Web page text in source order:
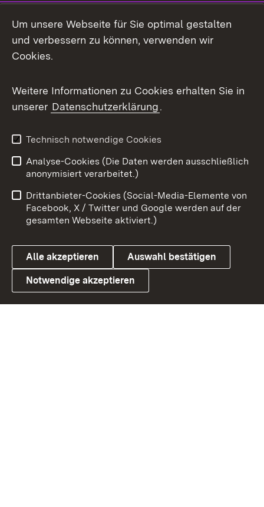
Mastodon
Messenger
Social Wall
X / Twitter
Youtube
Link zum Landesportal
Benutzungshinweise
Barrierefreiheit
Datenschutz
Cookies
Um unsere Webseite für Sie optimal gestalten
und verbessern zu können, verwenden wir
Cookies.
Weitere Informationen zu Cookies erhalten Sie in
unserer Datenschutzerklärung.
Technisch notwendige Cookies
Analyse-Cookies (Die Daten werden ausschließlich
anonymisiert verarbeitet.)
Drittanbieter-Cookies (Social-Media-Elemente von
Facebook, X / Twitter und Google werden auf der
gesamten Webseite aktiviert.)
Alle akzeptieren Auswahl bestätigen
Notwendige akzeptieren